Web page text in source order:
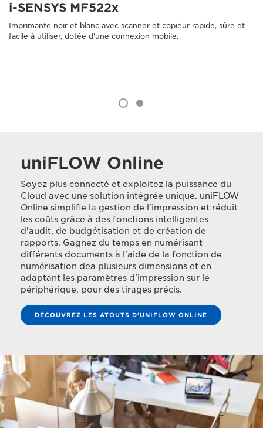
i-SENSYS MF522x
Imprimante noir et blanc avec scanner et copieur rapide, sûre et
facile à utiliser, dotée d'une connexion mobile.
uniFLOW Online
Soyez plus connecté et exploitez la puissance du
Cloud avec une solution intégrée unique. uniFLOW
Online simplifie la gestion de l'impression et réduit
les coûts grâce à des fonctions intelligentes
d'audit, de budgétisation et de création de
rapports. Gagnez du temps en numérisant
différents documents à l'aide de la fonction de
numérisation dea plusieurs dimensions et en
adaptant les paramètres d'impression sur le
périphérique, pour des tirages précis.
DÉCOUVREZ LES ATOUTS D'UNIFLOW ONLINE